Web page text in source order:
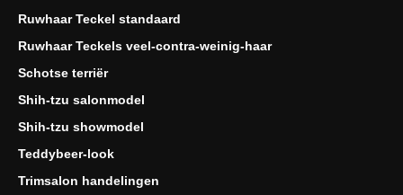
Ruwhaar Teckel standaard
Ruwhaar Teckels veel-contra-weinig-haar
Schotse terriër
Shih-tzu salonmodel
Shih-tzu showmodel
Teddybeer-look
Trimsalon handelingen